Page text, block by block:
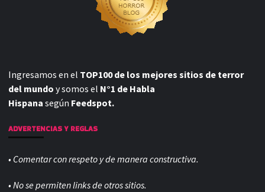
Ingresamos en el TOP100 de los mejores sitios de terror
del mundo y somos el N°1 de Habla
Hispana según Feedspot.
ADVERTENCIAS Y REGLAS
• Comentar con respeto y de manera constructiva.
• No se permiten links de otros sitios.